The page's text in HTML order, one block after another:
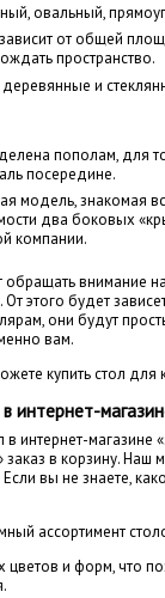
овальный,
от общей
пространство.
и
пополам, для
посередине.
модель, знакомая
два боковых
компании.
внимание
этого будет
они будут
вам.
купить стол
интернет-
в интернет-
в корзину.
вы не знаете,
ассортимент
и форм, что